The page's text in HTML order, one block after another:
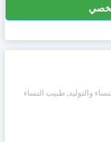
والتوليد, طبيب النساء